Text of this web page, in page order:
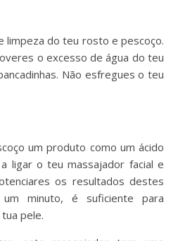
limpeza do teu rosto e pescoço.
o excesso de água do teu
Não esfregues o teu
um produto como um ácido
ligar o teu massajador facial e
os resultados destes
minuto, é suficiente para
pele.